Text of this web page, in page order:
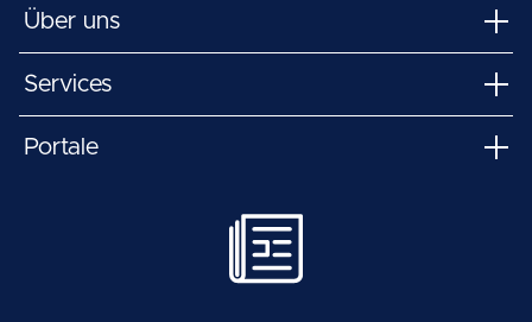
Über uns
Services
Portale